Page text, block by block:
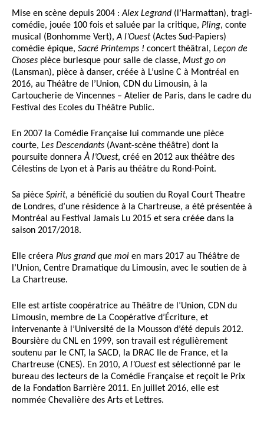
Mise en scène depuis 2004 :Alex Legrand (l’Harmattan), tragi-
comédie, jouée 100 fois et saluée par la critique, Pling, conte
musical (Bonhomme Vert),A l’Ouest (Actes Sud-Papiers)
comédie épique, Sacré Printemps ! concert théâtral, Leçon de
Choses pièce burlesque pour salle de classe, Must go on
(Lansman), pièce à danser, créée à L’usine C à Montréal en
2016, au Théâtre de l’Union, CDN du Limousin, à la
Cartoucherie de Vincennes – Atelier de Paris, dans le cadre du
Festival des Ecoles du Théâtre Public.
En 2007 la Comédie Française lui commande une pièce
courte, Les Descendants (Avant-scène théâtre) dont la
poursuite donneraÀ l’Ouest, créé en 2012 aux théâtre des
Célestins de Lyon et à Paris au théâtre du Rond-Point.
Sa pièce Spirit, a bénéficié du soutien du Royal Court Theatre
de Londres, d’une résidence à la Chartreuse, a été présentée à
Montréal au Festival Jamais Lu 2015 et sera créée dans la
saison 2017/2018.
Elle créera Plus grand que moi en mars 2017 au Théâtre de
l’Union, Centre Dramatique du Limousin, avec le soutien de à
La Chartreuse.
Elle est artiste coopératrice au Théâtre de l’Union, CDN du
Limousin, membre de La Coopérative d’Écriture, et
intervenante à l’Université de la Mousson d’été depuis 2012.
Boursière du CNL en 1999, son travail est régulièrement
soutenu par le CNT, la SACD, la DRAC Ile de France, et la
Chartreuse (CNES). En 2010,A l’Ouestest sélectionné par le
bureau des lecteurs de la Comédie Française et reçoit le Prix
de la Fondation Barrière 2011. En juillet 2016, elle est
nommée Chevalière des Arts et Lettres.